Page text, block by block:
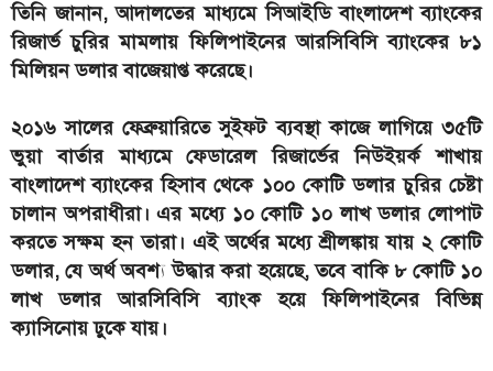
তিনি জানান, আদালতের মাধ্যমে সিআইডি বাংলাদেশ ব্যাংকের
রিজার্ভ চুরির মামলায় ফিলিপাইনের আরসিবিসি ব্যাংকের ৮১
মিলিয়ন ডলার বাজেয়াপ্ত করেছে।
২০১৬ সালের ফেব্রুয়ারিতে সুইফট ব্যবস্থা কাজে লাগিয়ে ৩৫টি
ভুয়া বার্তার মাধ্যমে ফেডারেল রিজার্ভের নিউইয়র্ক শাখায়
বাংলাদেশ ব্যাংকের হিসাব থেকে ১০০ কোটি ডলার চুরির চেষ্টা
চালান অপরাধীরা। এর মধ্যে ১০ কোটি ১০ লাখ ডলার লোপাট
করতে সক্ষম হন তারা। এই অর্থের মধ্যে শ্রীলঙ্কায় যায় ২ কোটি
ডলার, যে অর্থ অবশ্য উদ্ধার করা হয়েছে, তবে বাকি ৮ কোটি ১০
লাখ ডলার আরসিবিসি ব্যাংক হয়ে ফিলিপাইনের বিভিন্ন
ক্যাসিনোয় ঢুকে যায়।